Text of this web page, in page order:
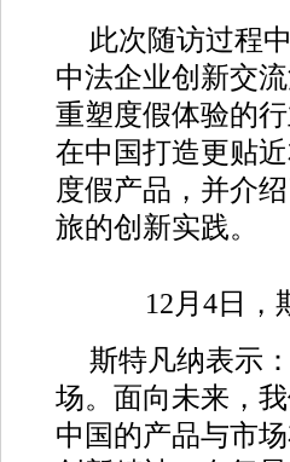
此次随访过程
中法企业创新交
重塑度假体验的
在中国打造更贴
度假产品，并介
旅的创新实践。
12月4日，
斯特凡纳表示
场。面向未来，
中国的产品与市